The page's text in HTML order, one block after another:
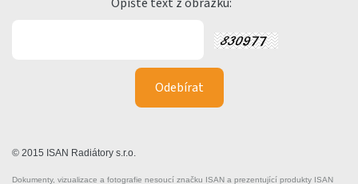
© 2015 ISAN Radiátory s.r.o.
Dokumenty, vizualizace a fotografie nesoucí značku ISAN a prezentující produkty ISAN